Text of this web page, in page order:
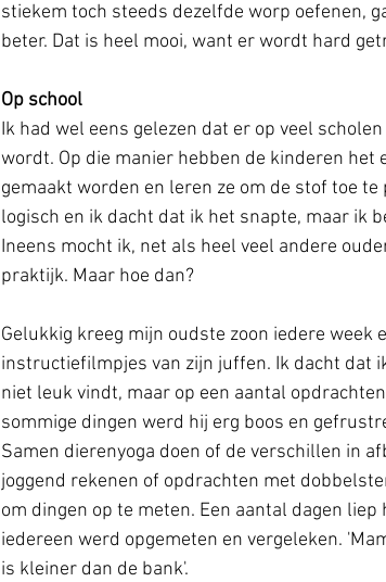
stiekem toch steeds dezelfde worp oefenen,
beter. Dat is heel mooi, want er wordt hard
Op school
Ik had wel eens gelezen dat er op veel
wordt. Op die manier hebben de kinderen het
gemaakt worden en leren ze om de stof toe
logisch en ik dacht dat ik het snapte, maar ik
Ineens mocht ik, net als heel veel andere
praktijk. Maar hoe dan?
Gelukkig kreeg mijn oudste zoon iedere week
instructiefilmpjes van zijn juffen. Ik dacht dat
niet leuk vindt, maar op een aantal
sommige dingen werd hij erg boos en
Samen dierenyoga doen of de verschillen in
joggend rekenen of opdrachten met
om dingen op te meten. Een aantal dagen
iedereen werd opgemeten en vergeleken.
is kleiner dan de bank'.